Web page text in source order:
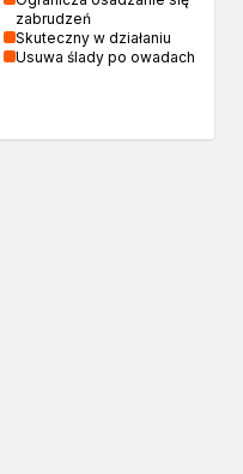
zabrudzeń
Skuteczny w działaniu
Usuwa ślady po owadach